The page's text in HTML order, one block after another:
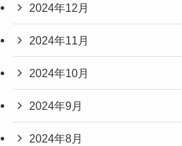
2024年12月
2024年11月
2024年10月
2024年9月
2024年8月